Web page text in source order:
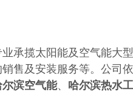
业承揽太阳能及空气能大
售及安装服务等。 公司
尔滨空气能、 哈尔滨热水